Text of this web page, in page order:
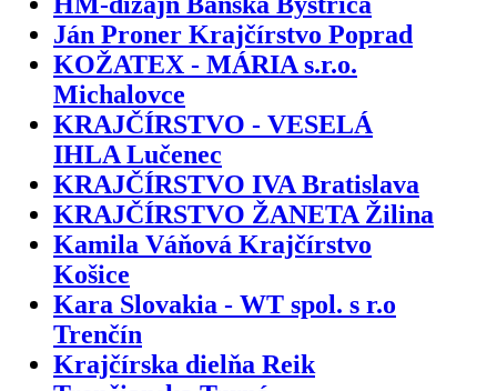
Ján Proner Krajčírstvo Poprad
KOŽATEX - MÁRIA s.r.o.
Michalovce
KRAJČÍRSTVO - VESELÁ
IHLA Lučenec
KRAJČÍRSTVO IVA Bratislava
KRAJČÍRSTVO ŽANETA Žilina
Kamila Váňová Krajčírstvo
Košice
Kara Slovakia - WT spol. s r.o
Trenčín
Krajčírska dielňa Reik